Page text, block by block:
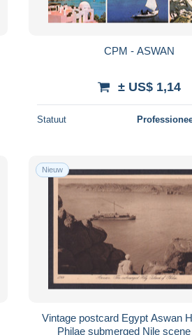
CPM - ASWAN
± US$ 1,14
Statuut
Nieuw
Vintage postcard Egypt Aswan
Philae submerged Nile